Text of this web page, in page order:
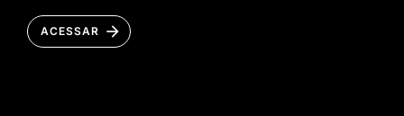
ACESSAR